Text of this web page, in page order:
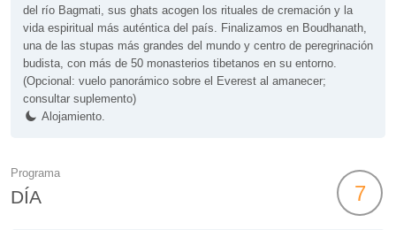
del río Bagmati, sus ghats acogen los rituales de cremación y la
vida espiritual más auténtica del país. Finalizamos en Boudhanath,
una de las stupas más grandes del mundo y centro de peregrinación
budista, con más de 50 monasterios tibetanos en su entorno.
(Opcional: vuelo panorámico sobre el Everest al amanecer;
consultar suplemento)
Alojamiento.
Programa
DÍA 7